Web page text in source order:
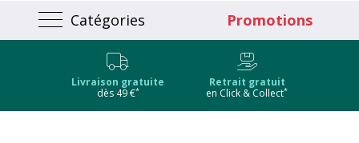
Catégories Promotions
Livraison gratuite
dès 49 €*
Retrait gratuit
en Click & Collect*